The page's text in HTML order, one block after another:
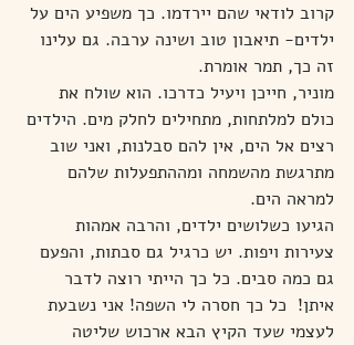
קרוב לודאי שהם יירדמו. כך משפיע הים על
ילדים- תיאבון טוב ושינה ערבה. גם עלינו
זה כך, תמר אומרת.
מוניר, חייכן ויעיל כדרכו. הוא שולח את
כולם למלתחות, מתחילים לחלק מים. הילדים
רצים אל הים, אין להם סבלנות, ואני שוב
מתרגשת מהשמחה ומההתפעלות שלהם
למראה הים.
הגיעו כשלושים ילדים, והרבה אמהות
צעירות ויפות. יש כרגיל גם סבתות, והפעם
גם כמה סבים. כל כך הייתי רוצה לדבר
איתן!  כל כך חסרה לי השפה! אני נשבעת
לעצמי שעד הקיץ הבא ארכוש שליטה